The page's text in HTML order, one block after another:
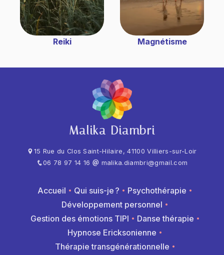
Reiki Magnétisme
Malika Diambri
15 Rue du Clos Saint-Hilaire, 41100 Villiers-sur-Loir
06 78 97 14 16
malika.diambri@gmail.com
Accueil Qui suis-je ?
Psychothérapie
Développement personnel
Gestion des émotions TIPI
Danse thérapie
Hypnose Ericksonienne
Thérapie transgénérationnelle